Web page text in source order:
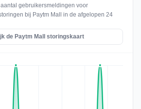
gebruikersmeldingen voor
bij Paytm Mall in de afgelopen 24
de Paytm Mall storingskaart